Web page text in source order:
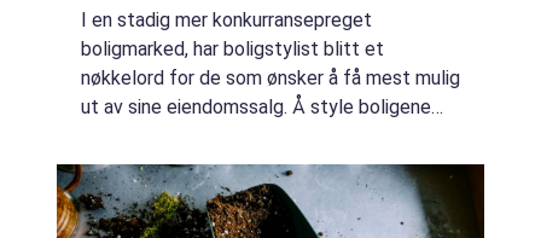
I en stadig mer konkurransepreget
boligmarked, har boligstylist blitt et
nøkkelord for de som ønsker å få mest mulig
ut av sine eiendomssalg. Å style boligene